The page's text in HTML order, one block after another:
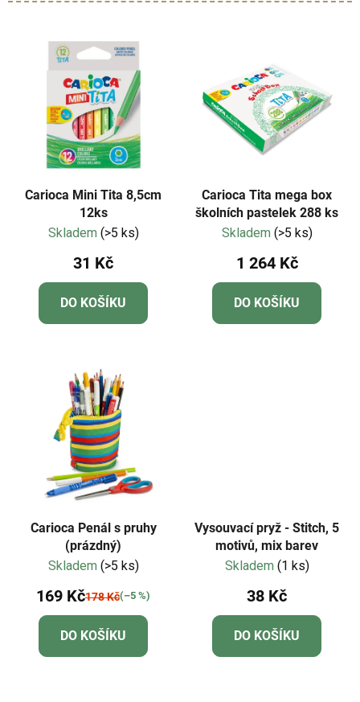
Carioca Mini Tita 8,5cm
12ks
Skladem (>5 ks)
31 Kč
DO KOŠÍKU
Carioca Tita mega box
školních pastelek 288 ks
Skladem (>5 ks)
1 264 Kč
DO KOŠÍKU
Carioca Penál s pruhy
(prázdný)
Skladem (>5 ks)
169 Kč178 Kč(–5 %)
DO KOŠÍKU
Vysouvací pryž - Stitch, 5
motivů, mix barev
Skladem (1 ks)
38 Kč
DO KOŠÍKU